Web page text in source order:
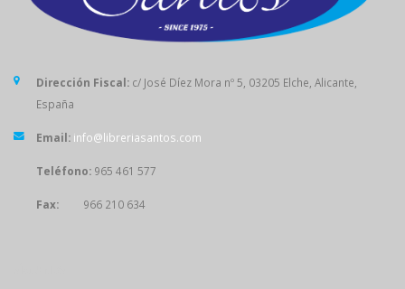
Dirección Fiscal: c/ José Díez Mora nº 5, 03205 Elche, Alicante,
España
Email: info@libreriasantos.com
Teléfono: 965 461 577
Fax: 966 210 634